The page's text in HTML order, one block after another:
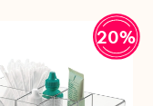
20%